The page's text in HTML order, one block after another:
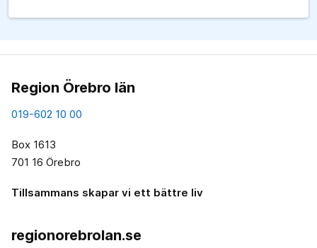
Region Örebro län
019-602 10 00
Box 1613
701 16 Örebro
Tillsammans skapar vi ett bättre liv
regionorebrolan.se